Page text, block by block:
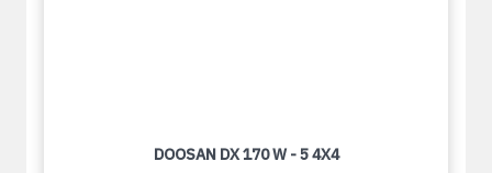
DOOSAN DX 170 W - 5 4X4